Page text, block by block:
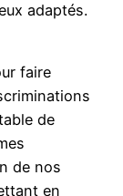
adaptés.
faire
de
de nos
en